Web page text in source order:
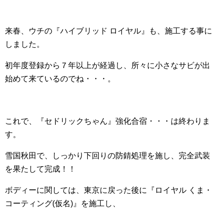
来春、ウチの『ハイブリッド ロイヤル』も、施工する事に
しました。
初年度登録から７年以上が経過し、所々に小さなサビが出
始めて来ているのでね・・・。
これで、『セドリックちゃん』強化合宿・・・は終わりま
す。
雪国秋田で、しっかり下回りの防錆処理を施し、完全武装
を果たして完成！！
ボディーに関しては、東京に戻った後に『ロイヤル くま・
コーティング(仮名)』を施工し、